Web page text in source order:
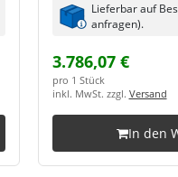
Lieferbar auf
anfragen).
3.786,07 €
pro 1 Stück
inkl. MwSt. zzgl. Versand
In den